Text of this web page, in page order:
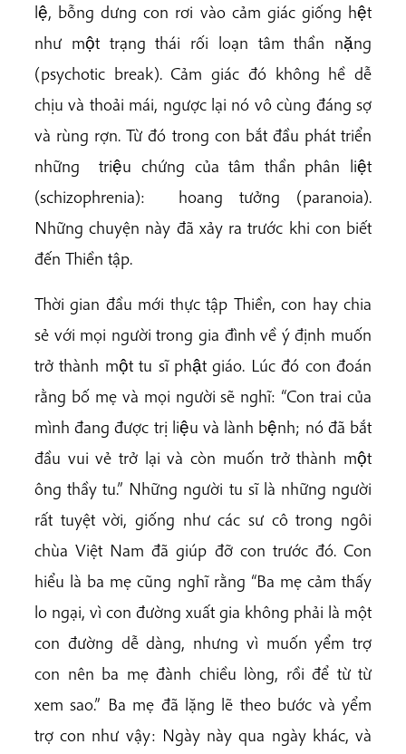
lệ, bỗng dưng con rơi vào cảm giác giống hệt
như một trạng thái rối loạn tâm thần nặng
(psychotic break). Cảm giác đó không hề dễ
chịu và thoải mái, ngược lại nó vô cùng đáng sợ
và rùng rợn. Từ đó trong con bắt đầu phát triển
những
triệu chứng của tâm thần phân liệt
(schizophrenia):
hoang tưởng (paranoia).
Những chuyện này đã xảy ra trước khi con biết
đến Thiền tập.
Thời gian đầu mới thực tập Thiền, con hay chia
sẻ với mọi người trong gia đình về ý định muốn
trở thành một tu sĩ phật giáo. Lúc đó con đoán
rằng bố mẹ và mọi người sẽ nghĩ: “Con trai của
mình đang được trị liệu và lành bệnh; nó đã bắt
đầu vui vẻ trở lại và còn muốn trở thành một
ông thầy tu.” Những người tu sĩ là những người
rất tuyệt vời, giống như các sư cô trong ngôi
chùa Việt Nam đã giúp đỡ con trước đó. Con
hiểu là ba mẹ cũng nghĩ rằng “Ba mẹ cảm thấy
lo ngại, vì con đường xuất gia không phải là một
con đường dễ dàng, nhưng vì muốn yểm trợ
con nên ba mẹ đành chiều lòng, rồi để từ từ
xem sao.” Ba mẹ đã lặng lẽ theo bước và yểm
trợ con như vậy: Ngày này qua ngày khác, và